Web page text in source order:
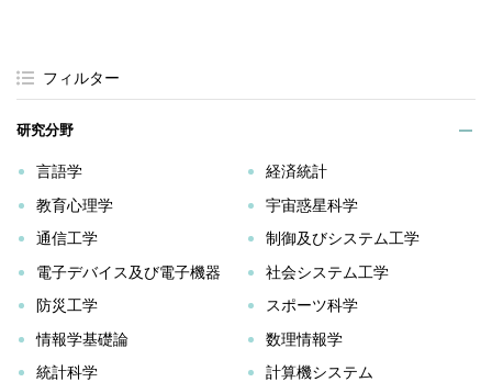
フィルター
研究分野
言語学
経済統計
教育心理学
宇宙惑星科学
通信工学
制御及びシステム工学
電子デバイス及び電子機器
社会システム工学
防災工学
スポーツ科学
情報学基礎論
数理情報学
統計科学
計算機システム